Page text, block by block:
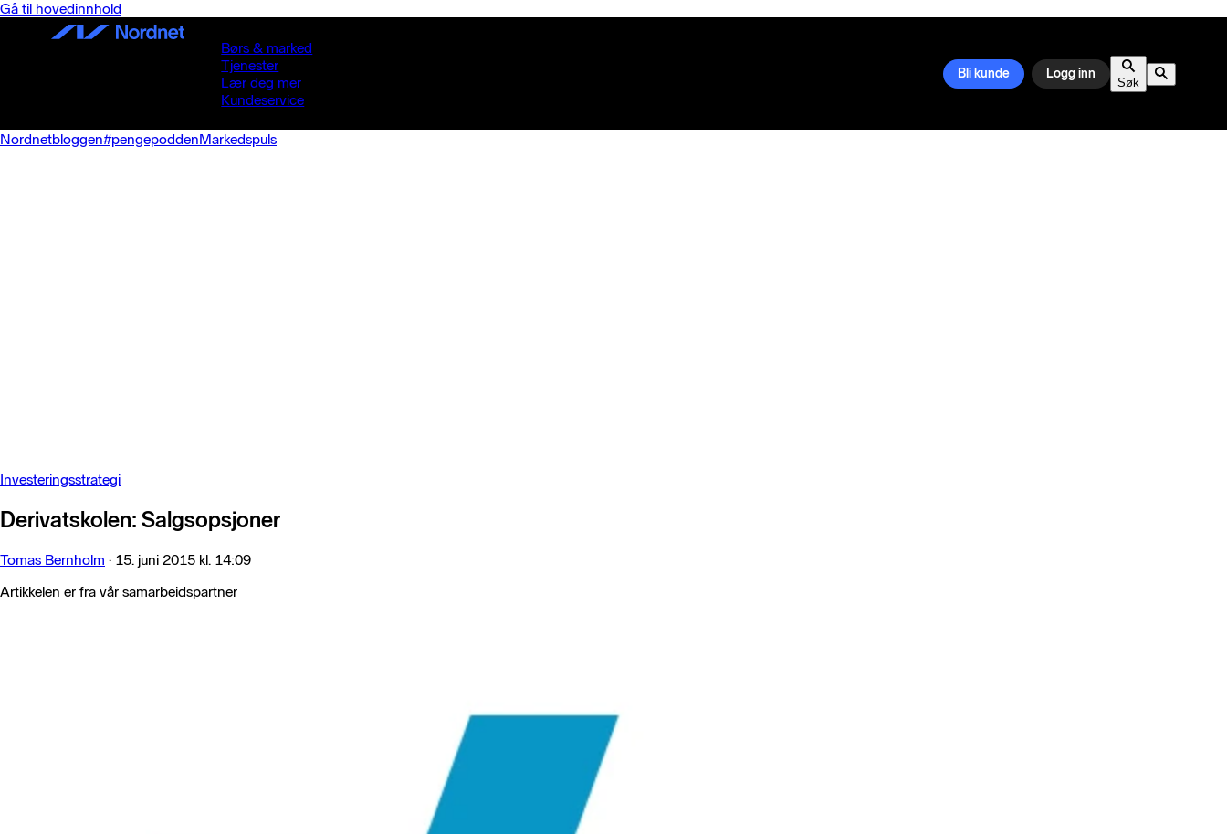
Gå til hovedinnhold
Børs & marked
Tjenester
Lær deg mer
Kundeservice
Bli kunde Logg inn
Søk
Nordnetbloggen#pengepoddenMarkedspuls
Investeringsstrategi
Derivatskolen: Salgsopsjoner
Tomas Bernholm · 15. juni 2015 kl. 14:09
Artikkelen er fra vår samarbeidspartner